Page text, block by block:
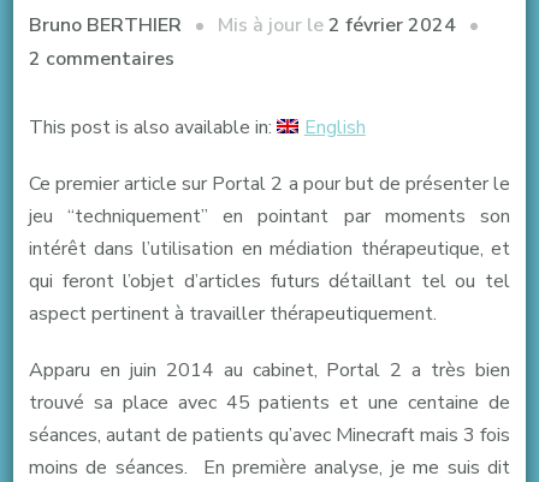
Bruno BERTHIER Mis à jour le2 février 2024
2 commentairessur
2
Réflexion
et
Coopération
This post is also available in: English
Ce premier article sur Portal 2 a pour but de présenter le
jeu “techniquement” en pointant par moments son
intérêt dans l’utilisation en médiation thérapeutique, et
qui feront l’objet d’articles futurs détaillant tel ou tel
aspect pertinent à travailler thérapeutiquement.
Apparu en juin 2014 au cabinet, Portal 2 a très bien
trouvé sa place avec 45 patients et une centaine de
séances, autant de patients qu’avec Minecraft mais 3 fois
moins de séances. En première analyse, je me suis dit